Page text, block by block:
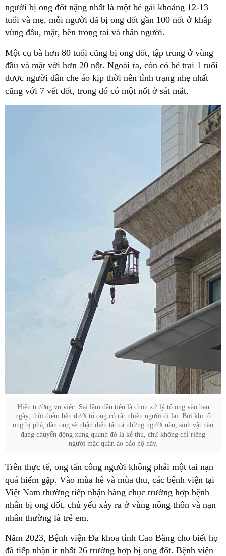
người bị ong đốt nặng nhất là một bé gái khoảng 12-13
tuổi và mẹ, mỗi người đã bị ong đốt gần 100 nốt ở khắp
vùng đầu, mặt, bên trong tai và thân người.
Một cụ bà hơn 80 tuổi cũng bị ong đốt, tập trung ở vùng
đầu và mặt với hơn 20 nốt. Ngoài ra, còn có bé trai 1 tuổi
được người dân che áo kịp thời nên tình trạng nhẹ nhất
cũng với 7 vết đốt, trong đó có một nốt ở sát mắt.
Hiện trường vụ việc: Sai lầm đầu tiên là chọn xử lý tổ ong vào ban
ngày, thời điểm bên dưới tổ ong có rất nhiều người đi lại. Bởi khi tổ
ong bị phá, đàn ong sẽ nhận diện tất cả những người nào, sinh vật nào
đang chuyển động xung quanh đó là kẻ thù, chứ không chỉ riêng
người mặc quần áo bảo hộ này.
Trên thực tế, ong tấn công người không phải một tai nạn
quá hiếm gặp. Vào mùa hè và mùa thu, các bệnh viện tại
Việt Nam thường tiếp nhận hàng chục trường hợp bệnh
nhân bị ong đốt, chủ yếu xảy ra ở vùng nông thôn và nạn
nhân thường là trẻ em.
Năm 2023, Bệnh viện Đa khoa tỉnh Cao Bằng cho biết họ
đã tiếp nhận ít nhất 26 trường hợp bị ong đốt. Bệnh viện